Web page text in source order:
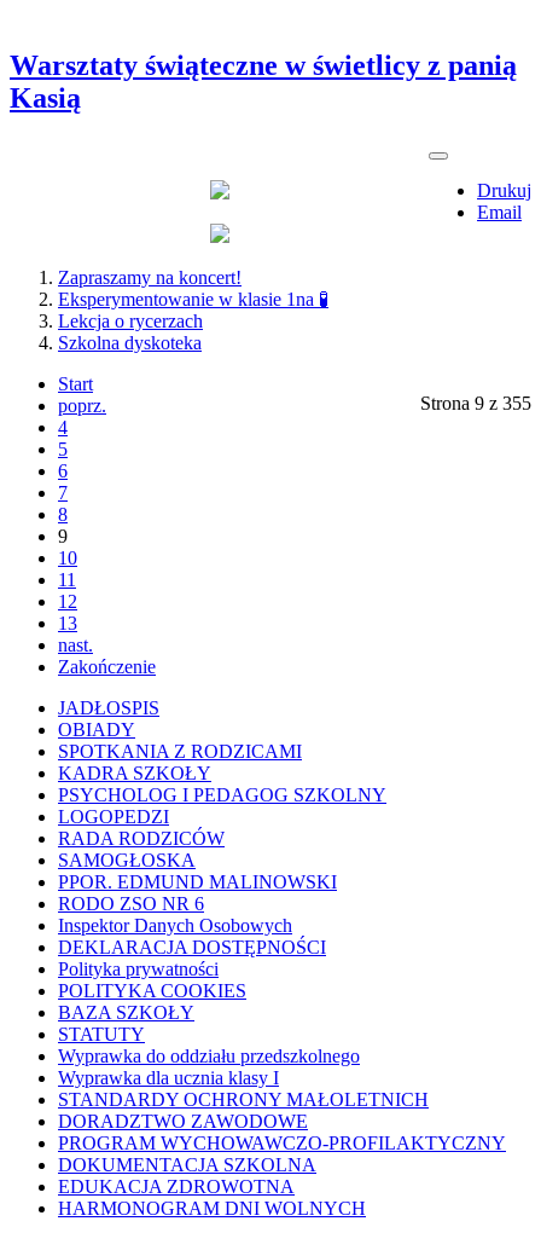
Warsztaty świąteczne w świetlicy z panią
Kasią
Drukuj
Email
Zapraszamy na koncert!
Eksperymentowanie w klasie 1na 🧪
Lekcja o rycerzach
Szkolna dyskoteka
Strona 9 z 355
Start
poprz.
4
5
6
7
8
9
10
11
12
13
nast.
Zakończenie
JADŁOSPIS
OBIADY
SPOTKANIA Z RODZICAMI
KADRA SZKOŁY
PSYCHOLOG I PEDAGOG SZKOLNY
LOGOPEDZI
RADA RODZICÓW
SAMOGŁOSKA
PPOR. EDMUND MALINOWSKI
RODO ZSO NR 6
Inspektor Danych Osobowych
DEKLARACJA DOSTĘPNOŚCI
Polityka prywatności
POLITYKA COOKIES
BAZA SZKOŁY
STATUTY
Wyprawka do oddziału przedszkolnego
Wyprawka dla ucznia klasy I
STANDARDY OCHRONY MAŁOLETNICH
DORADZTWO ZAWODOWE
PROGRAM WYCHOWAWCZO-PROFILAKTYCZNY
DOKUMENTACJA SZKOLNA
EDUKACJA ZDROWOTNA
HARMONOGRAM DNI WOLNYCH